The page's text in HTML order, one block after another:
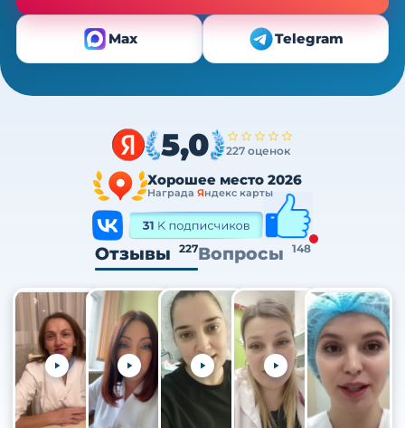
Max Telegram
5,0 227 оценок
Хорошее место 2026
Награда Яндекс карты
Отзывы 227Вопросы 148